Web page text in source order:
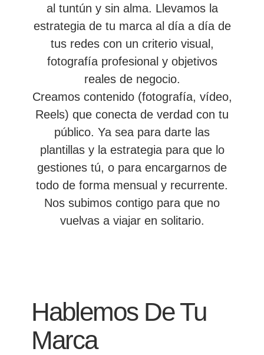
al tuntún y sin alma. Llevamos la
estrategia de tu marca al día a día de
tus redes con un criterio visual,
fotografía profesional y objetivos
reales de negocio.
Creamos contenido (fotografía, vídeo,
Reels) que conecta de verdad con tu
público. Ya sea para darte las
plantillas y la estrategia para que lo
gestiones tú, o para encargarnos de
todo de forma mensual y recurrente.
Nos subimos contigo para que no
vuelvas a viajar en solitario.
Hablemos De Tu
Marca